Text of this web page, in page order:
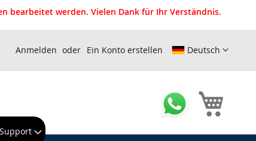
bearbeitet werden. Vielen Dank für Ihr Verständnis.
Deutsch
Anmelden Ein Konto erstellen